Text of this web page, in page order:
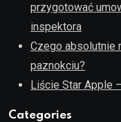
przygotować
inspektora
Czego absolutnie
paznokciu?
Liście Star Apple
Categories